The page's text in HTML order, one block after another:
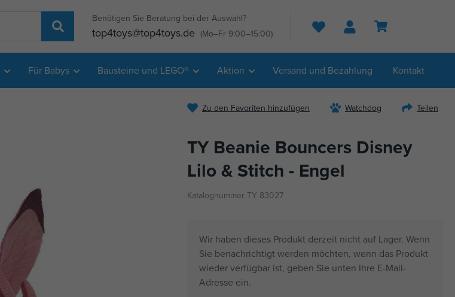
Benötigen Sie Beratung bei der Auswahl?
top4toys@top4toys.de (Mo–Fr 9:00–15:00) Suche
Für Babys Bausteine und LEGO® Aktion Versand und Bezahlung Kontakt
Zu den Favoriten hinzufügen Watchdog Teilen
TY Beanie Bouncers Disney
Lilo & Stitch - Engel
Katalognummer TY 83027
Wir haben dieses Produkt derzeit nicht auf Lager. Wenn
Sie benachrichtigt werden möchten, wenn das Produkt
wieder verfügbar ist, geben Sie unten Ihre E-Mail-
Adresse ein.